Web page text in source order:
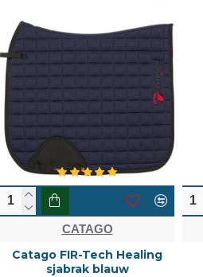
CATAGO
Catago FIR-Tech Healing
sjabrak blauw